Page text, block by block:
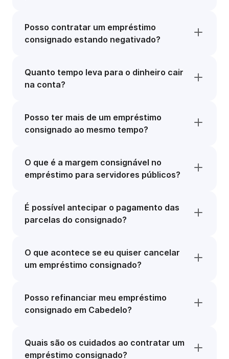
Posso contratar um empréstimo
consignado estando negativado?
Quanto tempo leva para o dinheiro cair
na conta?
Posso ter mais de um empréstimo
consignado ao mesmo tempo?
O que é a margem consignável no
empréstimo para servidores públicos?
É possível antecipar o pagamento das
parcelas do consignado?
O que acontece se eu quiser cancelar
um empréstimo consignado?
Posso refinanciar meu empréstimo
consignado em Cabedelo?
Quais são os cuidados ao contratar um
empréstimo consignado?